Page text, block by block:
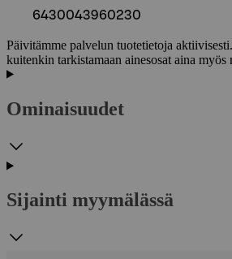
6430043960230
Päivitämme palvelun tuotetietoja
kuitenkin tarkistamaan ainesosat aina myös
Ominaisuudet
Sijainti myymälässä